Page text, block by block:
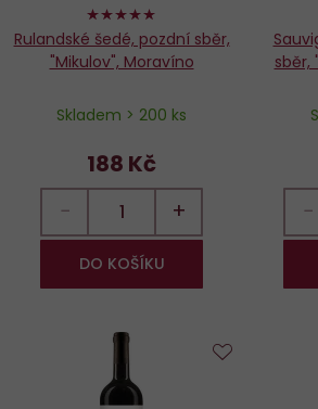
98%
Rulandské šedé, pozdní sběr,
"Mikulov", Moravíno
Skladem > 200 ks
188 Kč
− +
DO KOŠÍKU
sběr,
−